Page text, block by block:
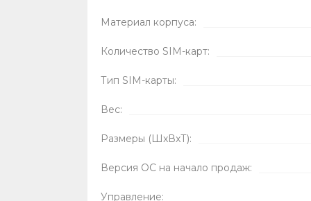
Материал корпуса:
Количество SIM-карт:
Тип SIM-карты:
Вес:
Размеры (ШxВxТ):
Версия ОС на начало продаж:
Управление: